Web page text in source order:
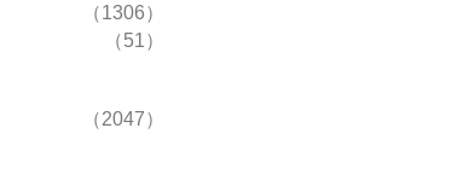
（1306）
（51）
（2047）